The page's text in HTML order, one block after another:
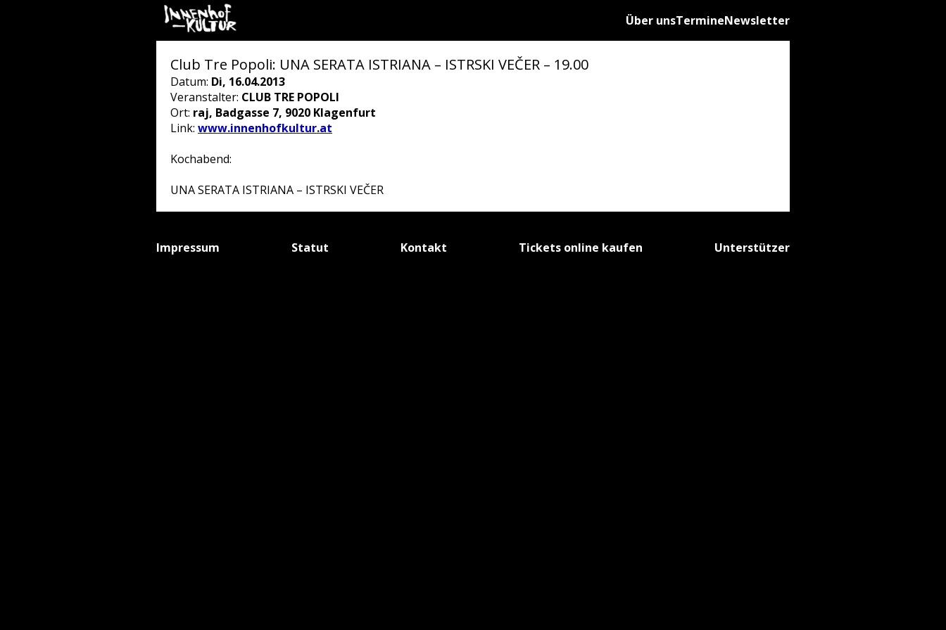
Über unsTermineNewsletter
Club Tre Popoli: UNA SERATA ISTRIANA – ISTRSKI VEČER – 19.00
Datum: Di, 16.04.2013
Veranstalter: CLUB TRE POPOLI
Ort: raj, Badgasse 7, 9020 Klagenfurt
Link: www.innenhofkultur.at
Kochabend:
UNA SERATA ISTRIANA – ISTRSKI VEČER
Impressum Statut Kontakt Tickets online kaufen Unterstützer